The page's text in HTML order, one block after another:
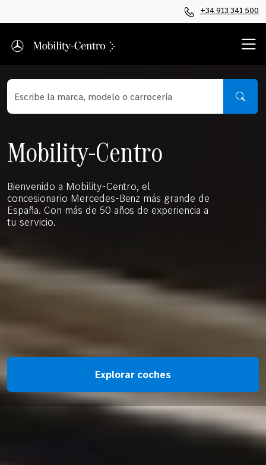
+34 913 341 500
Mobility-Centro
Bienvenido a Mobility-Centro, el
concesionario Mercedes-Benz más grande de
España. Con más de 50 años de experiencia a
tu servicio.
Explorar coches